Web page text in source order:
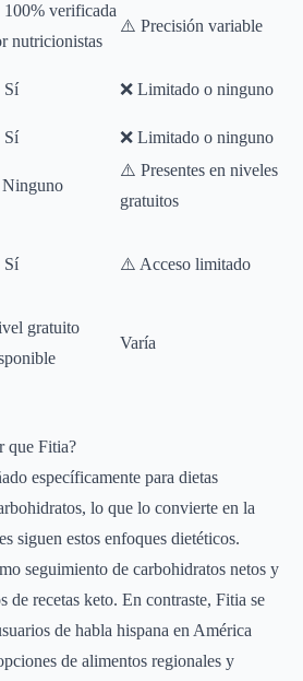
100% verificada
nutricionistas
⚠️ Precisión variable
Sí ❌ Limitado o ninguno
Sí ❌ Limitado o ninguno
Ninguno
⚠️ Presentes en niveles
gratuitos
Sí ⚠️ Acceso limitado
gratuito
Varía
que Fitia?
específicamente para dietas
lo que lo convierte en la
siguen estos enfoques dietéticos.
seguimiento de carbohidratos netos y
de recetas keto. En contraste, Fitia se
de habla hispana en América
de alimentos regionales y